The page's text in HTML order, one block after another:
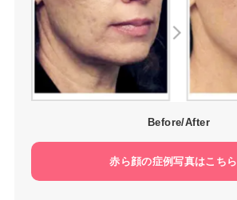
Before/After
赤ら顔の症例写真はこちら